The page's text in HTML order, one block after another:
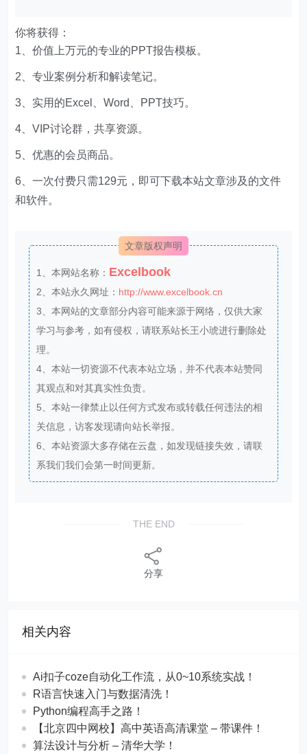
你将获得：
1、价值上万元的专业的PPT报告模板。
2、专业案例分析和解读笔记。
3、实用的Excel、Word、PPT技巧。
4、VIP讨论群，共享资源。
5、优惠的会员商品。
6、一次付费只需129元，即可下载本站文章涉及的文件
和软件。
文章版权声明
1、本网站名称： Excelbook
2、本站永久网址： http://www.excelbook.cn
3、本网站的文章部分内容可能来源于网络，仅供大家
学习与参考，如有侵权，请联系站长王小琥进行删除处
理。
4、本站一切资源不代表本站立场，并不代表本站赞同
其观点和对其真实性负责。
5、本站一律禁止以任何方式发布或转载任何违法的相
关信息，访客发现请向站长举报。
6、本站资源大多存储在云盘，如发现链接失效，请联
系我们我们会第一时间更新。
THE END
分享
相关内容
Ai扣子coze自动化工作流，从0~10系统实战！
R语言快速入门与数据清洗！
Python编程高手之路！
【北京四中网校】高中英语高清课堂 – 带课件！
算法设计与分析 – 清华大学！